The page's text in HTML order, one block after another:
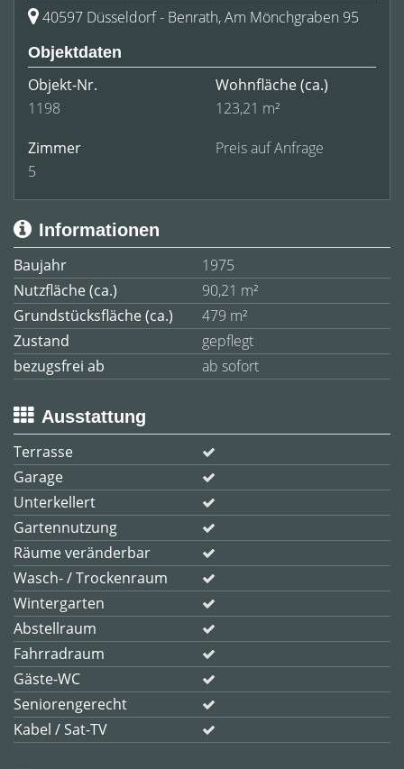
40597 Düsseldorf - Benrath, Am Mönchgraben 95
Objektdaten
Objekt-Nr.
1198
Wohnfläche(ca.)
123,21 m²
Zimmer
5
Preis auf Anfrage
Informationen
Baujahr
1975
Nutzfläche (ca.)
90,21 m²
Grundstücksfläche (ca.)
479 m²
Zustand
gepflegt
bezugsfrei ab
ab sofort
Ausstattung
Terrasse
Garage
Unterkellert
Gartennutzung
Räume veränderbar
Wasch- / Trockenraum
Wintergarten
Abstellraum
Fahrradraum
Gäste-WC
Seniorengerecht
Kabel / Sat-TV